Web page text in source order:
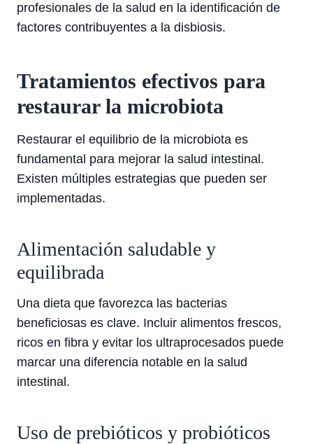
profesionales de la salud en la identificación de
factores contribuyentes a la disbiosis.
Tratamientos efectivos para
restaurar la microbiota
Restaurar el equilibrio de la microbiota es
fundamental para mejorar la salud intestinal.
Existen múltiples estrategias que pueden ser
implementadas.
Alimentación saludable y
equilibrada
Una dieta que favorezca las bacterias
beneficiosas es clave. Incluir alimentos frescos,
ricos en fibra y evitar los ultraprocesados puede
marcar una diferencia notable en la salud
intestinal.
Uso de prebióticos y probióticos